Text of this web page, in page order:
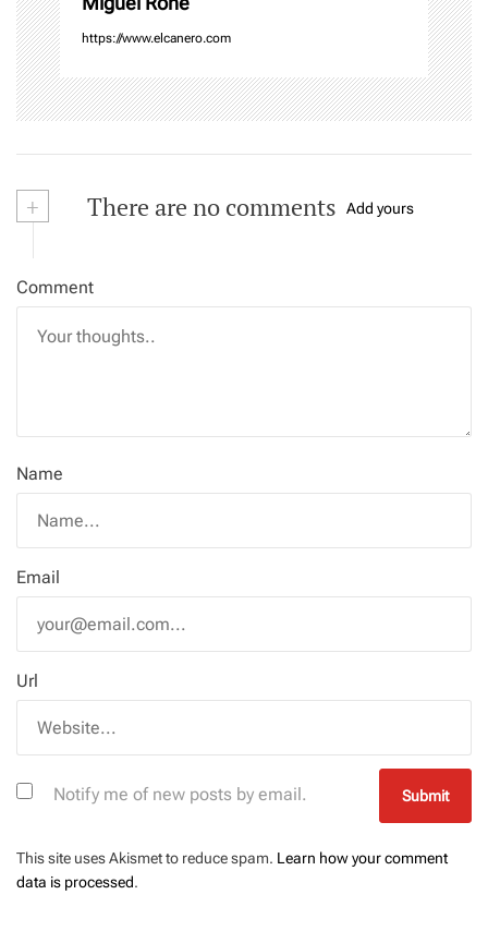
n
https://www.elcanero.com
+ There are no comments Add yours
Comment
Name
Email
Url
Notify me of new posts by email.
This site uses Akismet to reduce spam. Learn how your comment
data is processed.